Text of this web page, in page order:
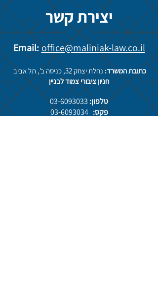
יצירת קשר
Email:office@maliniak-law.co.il
כתובת המשרד:נחלת יצחק 32, כ ניסה ב', תל אביב
חניון ציבורי צמוד לבניין
טלפון:03-6093033
פקס: 03-6093034